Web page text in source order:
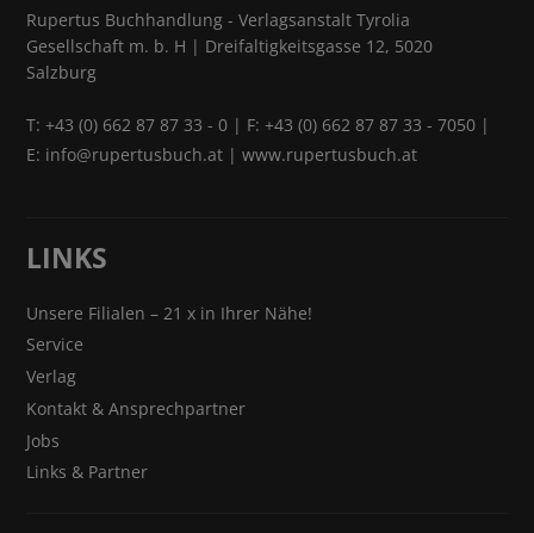
Rupertus Buchhandlung - Verlagsanstalt Tyrolia
Gesellschaft m. b. H | Dreifaltigkeitsgasse 12, 5020
Salzburg
T:+43 (0) 662 87 87 33 - 0 | F: +43 (0) 662 87 87 33 - 7050 |
E: info@rupertusbuch.at |www.rupertusbuch.at
LINKS
Unsere Filialen – 21 x in Ihrer Nähe!
Service
Verlag
Kontakt & Ansprechpartner
Jobs
Links & Partner